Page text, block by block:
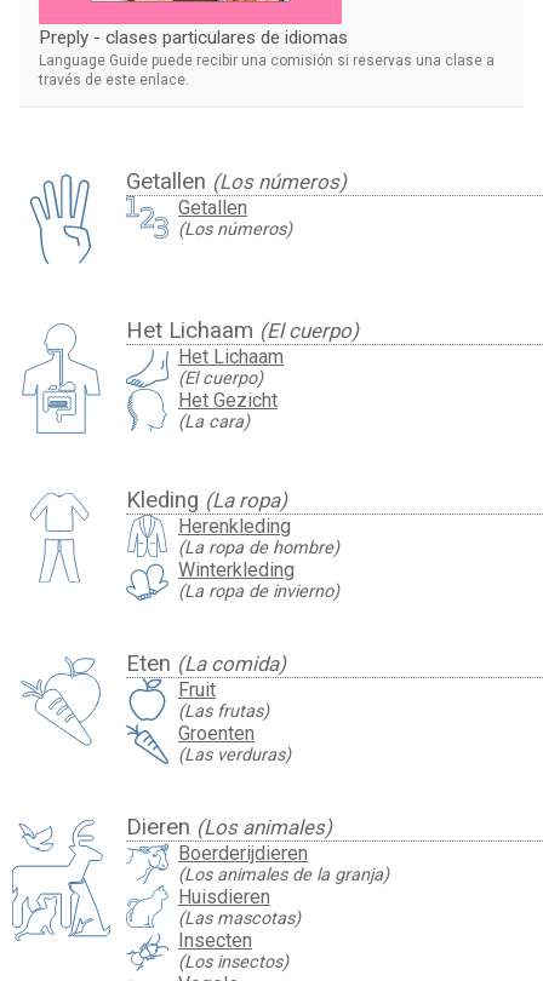
Getallen (Los números)
Getallen
(Los números)
Het Lichaam (El cuerpo)
Het Lichaam
(El cuerpo)
Het Gezicht
(La cara)
Kleding (La ropa)
Herenkleding
(La ropa de hombre)
Winterkleding
(La ropa de invierno)
Eten (La comida)
Fruit
(Las frutas)
Groenten
(Las verduras)
Dieren (Los animales)
Boerderijdieren
(Los animales de la granja)
Huisdieren
(Las mascotas)
Insecten
(Los insectos)
Preply - clases particulares de idiomas
Language Guide puede recibir una comisión si reservas una clase a
través de este enlace.